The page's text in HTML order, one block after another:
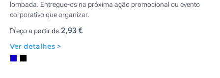
lombada. Entregue-os na próxima ação promocional ou evento
corporativo que organizar.
Preço a partir de:2,93 €
Ver detalhes >